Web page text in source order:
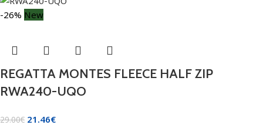
-26% New
REGATTA MONTES FLEECE HALF ZIP
RWA240-UQO
29.00€ 21.46€